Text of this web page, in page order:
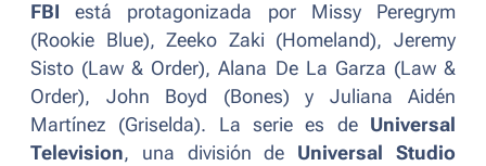
FBI está protagonizada por Missy Peregrym
(Rookie Blue), Zeeko Zaki (Homeland), Jeremy
Sisto (Law & Order), Alana De La Garza (Law &
Order), John Boyd (Bones) y Juliana Aidén
Martínez (Griselda). La serie es de Universal
Television, una división de Universal Studio